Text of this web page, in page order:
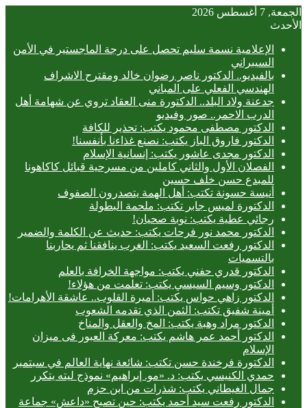
الجمعة, 7 أغسطس 2026
الأحدث
الإعلامية نسمة سليم تحصل على درجة الماجستير في الأمن
السيبراني
بالفيديو.. ‎الدكتور ناصر رضوان خالد ومقترح الاشراف
الهندسي الفعلي على المباني
جدعنة ولاد البلد.. الدكتورة منى العقاد تروي عن شهامة أهل
الدرب الاحمر.. صور وفيديو
الدكتور مصطفى محمود يكتب: تحذير للكافة
الدكتور فاروق الباز يكتب: نصنع غذاءنا بأنفسنا!
الدكتور مجدى عاشور يكتب: إنسانية الإسلام
الفصلان الأول والثاني كاملين من مسرحية قبائل كاكاهونا
للمبدع حسن خلف حسين
أنيسة حسونة تكتب: أهل الهمة يتصدرون الصفوف
الدكتورة لميس جابر تكتب: ملحمة البطولة
رجائي عطية يكتب: نوبة صحيان!
الدكتور محمد نور فرحات يكتب: حديث عن الكلمة والضمير
الدكتور رفعت السعيد يكتب: الغرب ينافقنا ثم يحاربنا
بالتسميات
الدكتور قدري حفني يكتب: مواجهة الخرافة بالعلم
الدكتور وسيم السيسي يكتب: تعلمت من هؤلاء!
الدكتور زاهي حواس يكتب: أميرة القلوب.. عاشقة الأهرامات!
أمينة شفيق تكتب: الثمن الذي تقدمه الشعوب
الدكتور مراد وهبة يكتب: المخ والعقل والمناخ
الدكتور أحمد عمر هاشم يكتب: معركة العبور فى ميزان
الإسلام
الدكتورة فرخندة حسن تكتب: شائعة نهاية العالم في سبتمبر
حمدي الكنيسي يكتب: د. «مو. إبراهيم» نموذج ليته يتكرر
جمال الغيطاني يكتب: شذرات من ابن حزم
الدكتور رفعت سيد أحمد يكتب: حين تصبح «داعش» جماعة